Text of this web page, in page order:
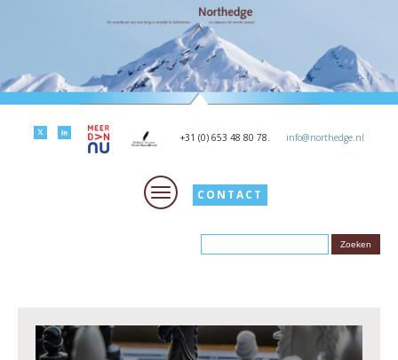
+31 (0) 653 48 80 78. info@northedge.nl
CONTACT